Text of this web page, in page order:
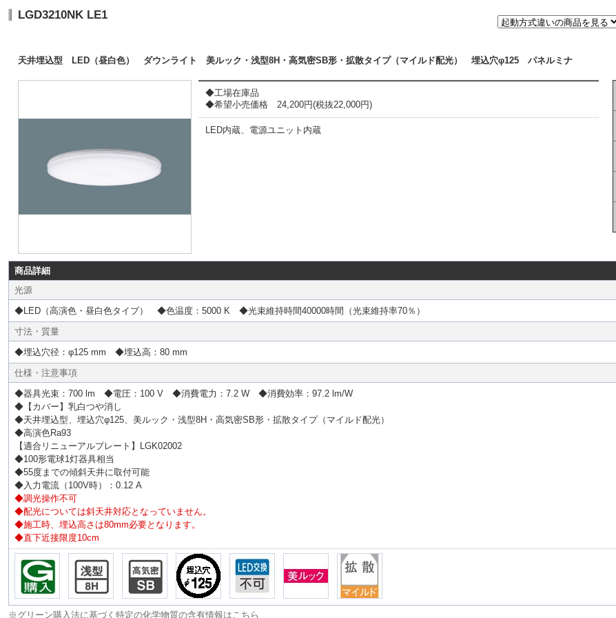
LGD3210NK LE1
天井埋込型 LED（昼白色） ダウンライト 美ルック・浅型8H・高気密SB形・拡散タイプ（マイルド配光） 埋込穴φ125 パネルミナ
◆工場在庫品
◆希望小売価格 24,200円(税抜22,000円)
LED内蔵、電源ユニット内蔵
商品詳細
光源
◆LED（高演色・昼白色タイプ） ◆色温度：5000 K ◆光束維持時間40000時間（光束維持率70％）
寸法・質量
◆埋込穴径：φ125 mm ◆埋込高：80 mm
仕様・注意事項
◆器具光束：700 lm ◆電圧：100 V ◆消費電力：7.2 W ◆消費効率：97.2 lm/W
◆【カバー】乳白つや消し
◆天井埋込型、埋込穴φ125、美ルック・浅型8H・高気密SB形・拡散タイプ（マイルド配光）
◆高演色Ra93
【適合リニューアルプレート】LGK02002
◆100形電球1灯器具相当
◆55度までの傾斜天井に取付可能
◆入力電流（100V時）：0.12 A
◆調光操作不可
◆配光については斜天井対応となっていません。
◆施工時、埋込高さは80mm必要となります。
◆直下近接限度10cm
※グリーン購入法に基づく特定の化学物質の含有情報はこちら